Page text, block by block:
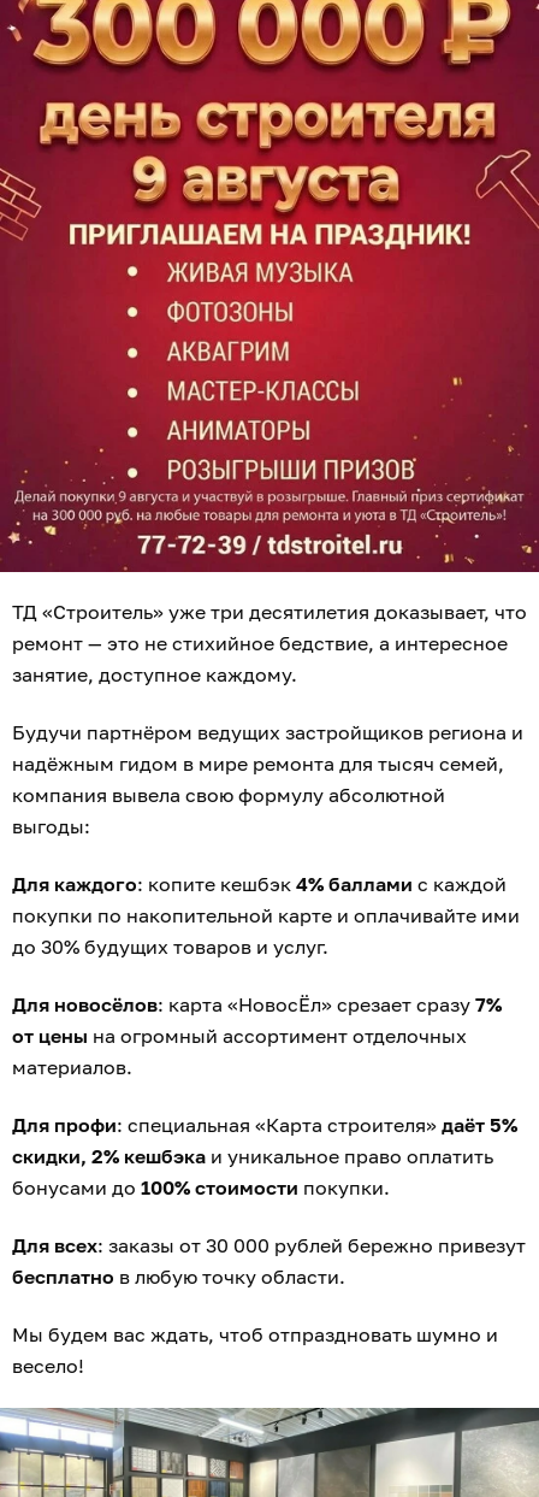
ТД «Строитель» уже три десятилетия доказывает, что
ремонт — это не стихийное бедствие, а интересное
занятие, доступное каждому.
Будучи партнёром ведущих застройщиков региона и
надёжным гидом в мире ремонта для тысяч семей,
компания вывела свою формулу абсолютной
выгоды:
Для каждого: копите кешбэк 4% баллами с каждой
покупки по накопительной карте и оплачивайте ими
до 30% будущих товаров и услуг.
Для новосёлов: карта «НовосЁл» срезает сразу 7%
от цены на огромный ассортимент отделочных
материалов.
Для профи: специальная «Карта строителя» даёт 5%
скидки, 2% кешбэка и уникальное право оплатить
бонусами до 100% стоимости покупки.
Для всех: заказы от 30 000 рублей бережно привезут
бесплатно в любую точку области.
Мы будем вас ждать, чтоб отпраздновать шумно и
весело!